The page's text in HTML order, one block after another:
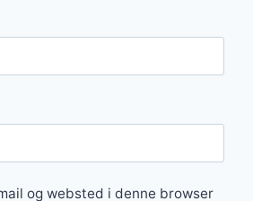
og websted i denne browser